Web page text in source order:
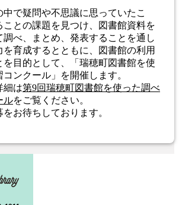
で疑問や不思議に思っていたこ
ことの課題を見つけ、図書館資料を
調べ、まとめ、発表することを通し
育成するとともに、図書館の利用
を目的として、「瑞穂町図書館を使
ンクール」を開催します。
細は第9回瑞穂町図書館を使った調べ
ルをご覧ください。
お待ちしております。